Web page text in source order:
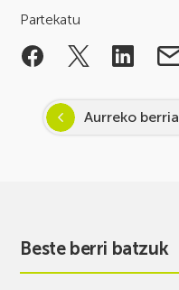
Partekatu
Aurreko berria
Beste berri batzuk